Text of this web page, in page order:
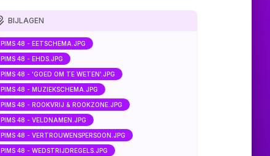
BIJLAGEN
PIMS 48 - EETSCHEMA.JPG
PIMS 48 - EHDS.JPG
PIMS 48 - 'GOED OM TE WETEN'.JPG
PIMS 48 - MUZIEKSCHEMA.JPG
PIMS 48 - ROOKVRIJ & ROOKZONE.JPG
PIMS 48 - VELDNAMEN.JPG
PIMS 48 - VERTROUWENSPERSOON.JPG
PIMS 48 - WEDSTRIJDREGELS.JPG